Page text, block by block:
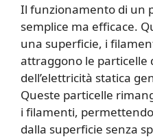
Il funzionamento di un
semplice ma efficace.
una superficie, i
attraggono le particelle
dell’elettricità statica
Queste particelle
i filamenti,
dalla superficie senza